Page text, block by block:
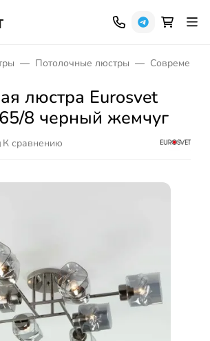
Потолочные люстры
люстра Eurosvet
8 черный жемчуг
К сравнению